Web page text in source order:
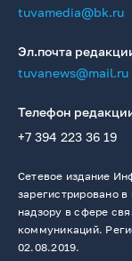
tuvamedia@bk.ru
Эл.почта
tuvanews@mail.ru
Телефон
+7 394 223 36 19
Сетевое издание
зарегистрировано
надзору в сфере
коммуникаций.
02.08.2019.